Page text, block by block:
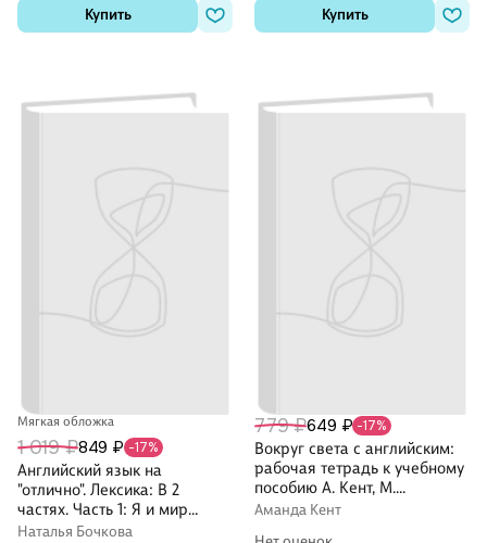
Купить
Купить
Мягкая обложка
1 019 ₽849 ₽ -17%
Английский язык на
"отлично". Лексика: В 2
частях. Часть 1: Я и мир
вокруг меня
Наталья Бочкова
779 ₽649 ₽ -17%
Вокруг света с английским:
рабочая тетрадь к учебному
пособию А. Кент, М.
Чаррингтон по английскому
Аманда Кент